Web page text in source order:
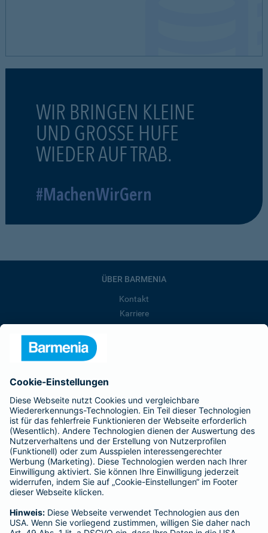
WIR BRINGEN KLEINE
UND GROSSE HUFE
WIEDER AUF TRAB.
#MachenWirGern
ÜBER BARMENIA
Kontakt
Karriere
Barmenia ist Teil der BarmeniaGothaer
BELIEBTE SEITEN
Kranken-Zusatzversicherung
Tierversicherungen
Haftpflichtversicherung
Hausratversicherung
Adresse ändern